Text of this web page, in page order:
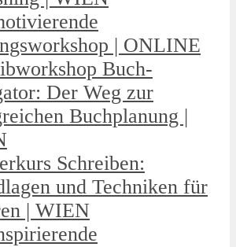
| ONLINE
Buch-
Der Weg zur
Buchplanung |
Schreiben:
und Techniken für
| WIEN